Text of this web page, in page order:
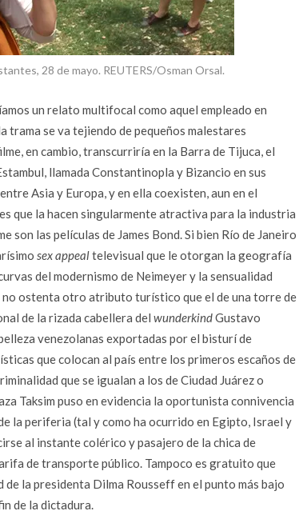
28 de mayo. REUTERS/Osman Orsal.
un relato multifocal como aquel empleado en
se va tejiendo de pequeños malestares
en cambio, transcurriría en la Barra de Tijuca, el
llamada Constantinopla y Bizancio en sus
Asia y Europa, y en ella coexisten, aun en el
que la hacen singularmente atractiva para la industria
las películas de James Bond. Si bien Río de Janeiro
sex appealtelevisual que le otorgan la geografía
del modernismo de Neimeyer y la sensualidad
no ostenta otro atributo turístico que el de una torre de
de la rizada cabellera del wunderkindGustavo
venezolanas exportadas por el bisturí de
que colocan al país entre los primeros escaños de
que se igualan a los de Ciudad Juárez o
Taksim puso en evidencia la oportunista connivencia
la periferia (tal y como ha ocurrido en Egipto, Israel y
al instante colérico y pasajero de la chica de
de transporte público. Tampoco es gratuito que
la presidenta Dilma Rousseff en el punto más bajo
de la dictadura.